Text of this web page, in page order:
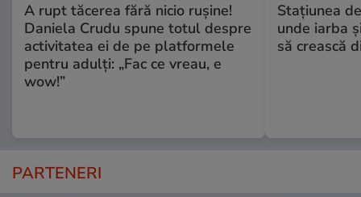
A rupt tăcerea fără nicio rușine!
Daniela Crudu spune totul despre
activitatea ei de pe platformele
pentru adulți: „Fac ce vreau, e
wow!”
Stațiunea
unde iarba
să crească
PARTENERI